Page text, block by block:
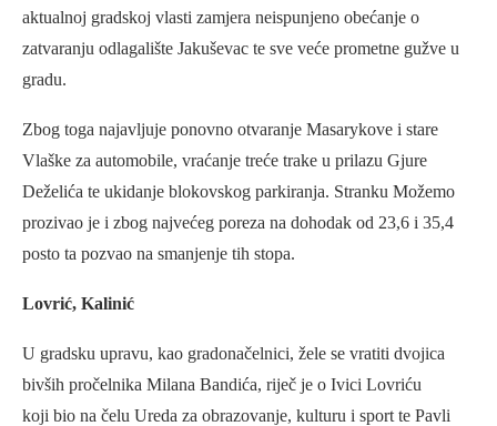
aktualnoj gradskoj vlasti zamjera neispunjeno obećanje o
zatvaranju odlagalište Jakuševac te sve veće prometne gužve u
gradu.
Zbog toga najavljuje ponovno otvaranje Masarykove i stare
Vlaške za automobile, vraćanje treće trake u prilazu Gjure
Deželića te ukidanje blokovskog parkiranja. Stranku Možemo
prozivao je i zbog najvećeg poreza na dohodak od 23,6 i 35,4
posto ta pozvao na smanjenje tih stopa.
Lovrić, Kalinić
U gradsku upravu, kao gradonačelnici, žele se vratiti dvojica
bivših pročelnika Milana Bandića, riječ je o Ivici Lovriću
koji bio na čelu Ureda za obrazovanje, kulturu i sport te Pavli